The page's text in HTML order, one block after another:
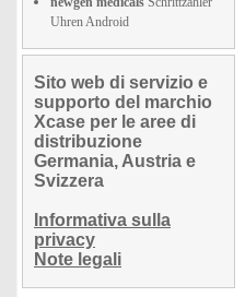
Uhren Android
Sito web di servizio e
supporto del marchio
Xcase per le aree di
distribuzione
Germania, Austria e
Svizzera
Informativa sulla
privacy
Note legali